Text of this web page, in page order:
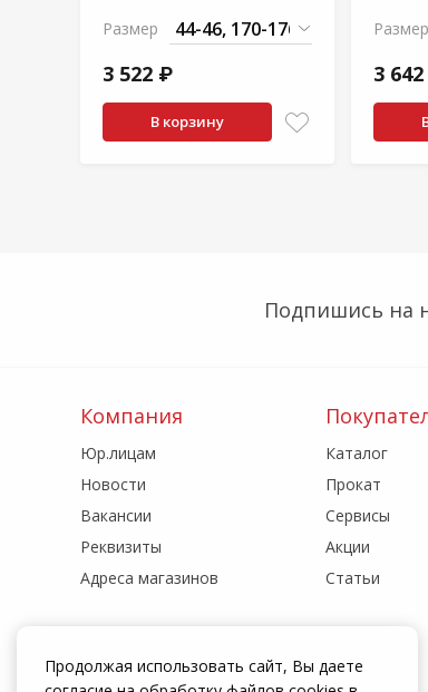
Размер
3 522 ₽
В корзину
Размер
3
Подпишись на
Компания
Юр.лицам
Новости
Вакансии
Реквизиты
Адреса магазинов
Каталог
Прокат
Сервисы
Акции
Статьи
Продолжая использовать сайт, Вы даете